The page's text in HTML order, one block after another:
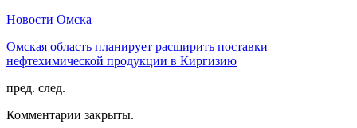
Новости Омска
Омская область планирует расширить поставки
нефтехимической продукции в Киргизию
пред. след.
Комментарии закрыты.